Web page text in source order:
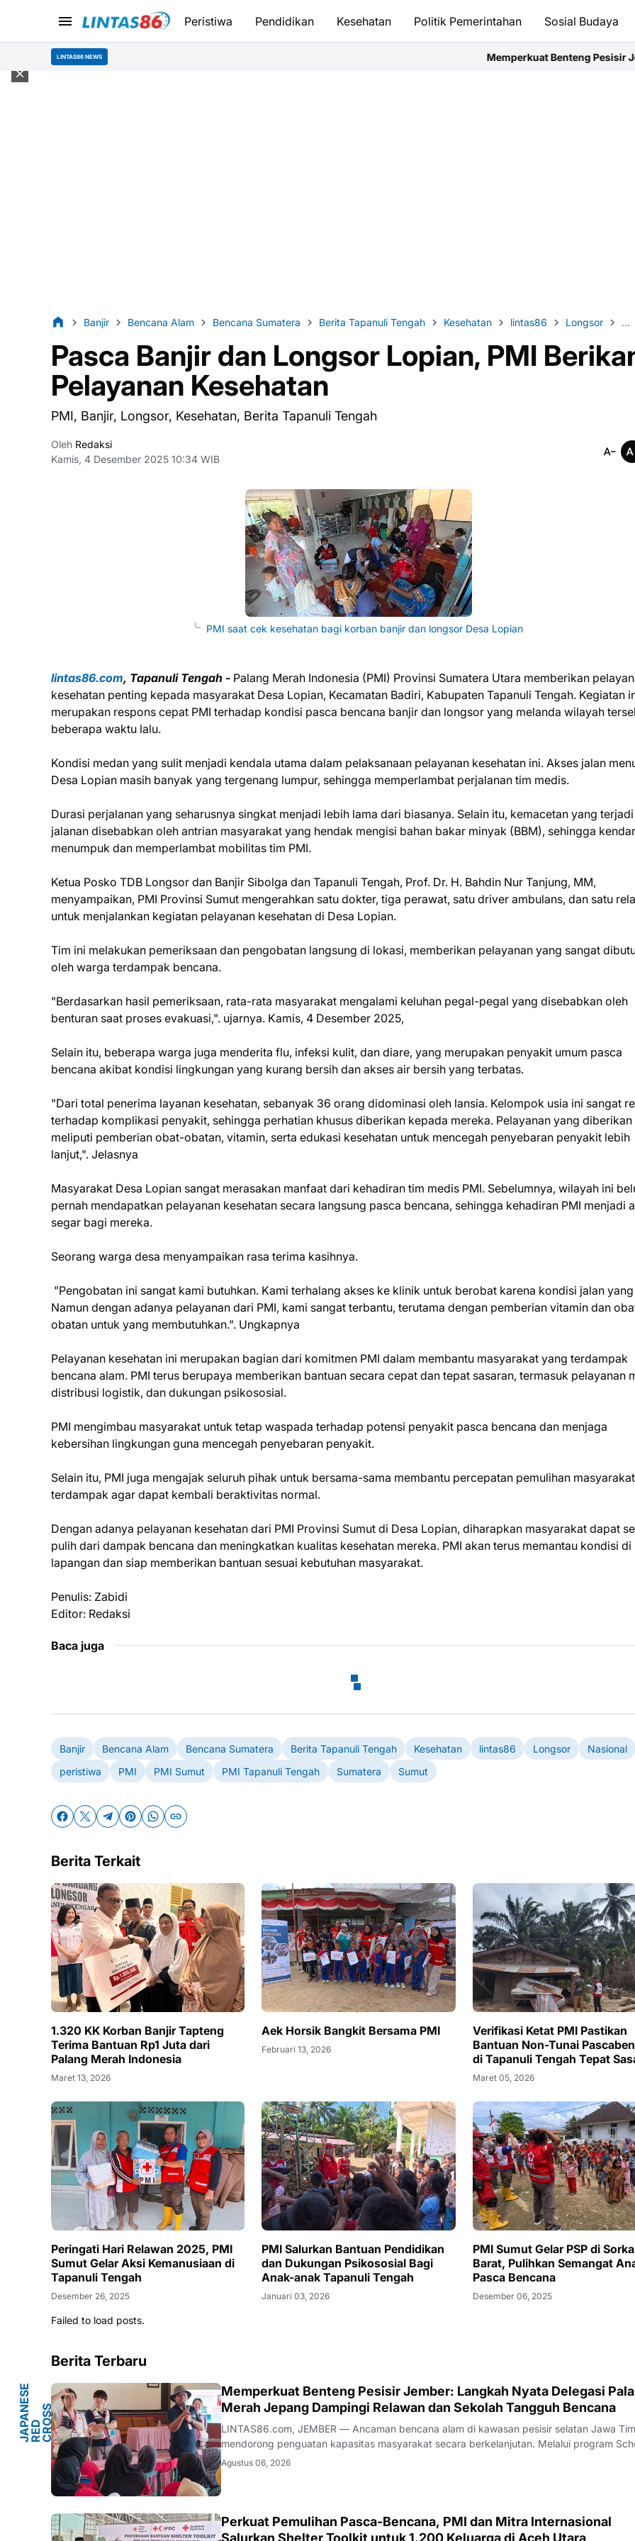
Peristiwa Pendidikan Kesehatan Politik Pemerintahan Sosial Budaya
LINTAS86 NEWS Memperkuat Benteng Pesisir Jember: Langkah
Banjir Bencana Alam Bencana Sumatera Berita Tapanuli Tengah Kesehatan lintas86 Longsor
Pasca Banjir dan Longsor Lopian, PMI
Pelayanan Kesehatan
PMI, Banjir, Longsor, Kesehatan, Berita Tapanuli Tengah
Oleh Redaksi
Kamis, 4 Desember 2025 10:34 WIB
PMI saat cek kesehatan bagi korban banjir dan longsor Desa Lopian
lintas86.com, Tapanuli Tengah - Palang Merah Indonesia (PMI) Provinsi Sumatera Utara memberikan
kesehatan penting kepada masyarakat Desa Lopian, Kecamatan Badiri, Kabupaten Tapanuli Tengah. Kegiatan
merupakan respons cepat PMI terhadap kondisi pasca bencana banjir dan longsor yang melanda wilayah
beberapa waktu lalu.
Kondisi medan yang sulit menjadi kendala utama dalam pelaksanaan pelayanan kesehatan ini. Akses jalan
Desa Lopian masih banyak yang tergenang lumpur, sehingga memperlambat perjalanan tim medis.
Durasi perjalanan yang seharusnya singkat menjadi lebih lama dari biasanya. Selain itu, kemacetan yang
jalanan disebabkan oleh antrian masyarakat yang hendak mengisi bahan bakar minyak (BBM), sehingga
menumpuk dan memperlambat mobilitas tim PMI.
Ketua Posko TDB Longsor dan Banjir Sibolga dan Tapanuli Tengah, Prof. Dr. H. Bahdin Nur Tanjung, MM,
menyampaikan, PMI Provinsi Sumut mengerahkan satu dokter, tiga perawat, satu driver ambulans, dan satu
untuk menjalankan kegiatan pelayanan kesehatan di Desa Lopian.
Tim ini melakukan pemeriksaan dan pengobatan langsung di lokasi, memberikan pelayanan yang sangat
oleh warga terdampak bencana.
"Berdasarkan hasil pemeriksaan, rata-rata masyarakat mengalami keluhan pegal-pegal yang disebabkan oleh
benturan saat proses evakuasi,". ujarnya. Kamis, 4 Desember 2025,
Selain itu, beberapa warga juga menderita flu, infeksi kulit, dan diare, yang merupakan penyakit umum pasca
bencana akibat kondisi lingkungan yang kurang bersih dan akses air bersih yang terbatas.
"Dari total penerima layanan kesehatan, sebanyak 36 orang didominasi oleh lansia. Kelompok usia ini sangat
terhadap komplikasi penyakit, sehingga perhatian khusus diberikan kepada mereka. Pelayanan yang diberikan
meliputi pemberian obat-obatan, vitamin, serta edukasi kesehatan untuk mencegah penyebaran penyakit lebih
lanjut,". Jelasnya
Masyarakat Desa Lopian sangat merasakan manfaat dari kehadiran tim medis PMI. Sebelumnya, wilayah ini
pernah mendapatkan pelayanan kesehatan secara langsung pasca bencana, sehingga kehadiran PMI menjadi
segar bagi mereka.
Seorang warga desa menyampaikan rasa terima kasihnya.
"Pengobatan ini sangat kami butuhkan. Kami terhalang akses ke klinik untuk berobat karena kondisi jalan
Namun dengan adanya pelayanan dari PMI, kami sangat terbantu, terutama dengan pemberian vitamin dan
obatan untuk yang membutuhkan.". Ungkapnya
Pelayanan kesehatan ini merupakan bagian dari komitmen PMI dalam membantu masyarakat yang terdampak
bencana alam. PMI terus berupaya memberikan bantuan secara cepat dan tepat sasaran, termasuk pelayanan
distribusi logistik, dan dukungan psikososial.
PMI mengimbau masyarakat untuk tetap waspada terhadap potensi penyakit pasca bencana dan menjaga
kebersihan lingkungan guna mencegah penyebaran penyakit.
Selain itu, PMI juga mengajak seluruh pihak untuk bersama-sama membantu percepatan pemulihan masyarakat
terdampak agar dapat kembali beraktivitas normal.
Dengan adanya pelayanan kesehatan dari PMI Provinsi Sumut di Desa Lopian, diharapkan masyarakat dapat
pulih dari dampak bencana dan meningkatkan kualitas kesehatan mereka. PMI akan terus memantau kondisi di
lapangan dan siap memberikan bantuan sesuai kebutuhan masyarakat.
Penulis: Zabidi
Editor: Redaksi
Baca juga
Banjir Bencana Alam Bencana Sumatera Berita Tapanuli Tengah Kesehatan lintas86 Longsor
Nasional
peristiwa
PMI PMI Sumut PMI Tapanuli Tengah Sumatera Sumut
Berita Terkait
1.320 KK Korban Banjir Tapteng
Terima Bantuan Rp1 Juta dari
Palang Merah Indonesia
Maret 13, 2026
Aek Horsik Bangkit Bersama PMI
Februari 13, 2026
Verifikasi Ketat PMI Pastikan
Bantuan Non-Tunai
di Tapanuli Tengah Tepat
Maret 05, 2026
Peringati Hari Relawan 2025, PMI
Sumut Gelar Aksi Kemanusiaan di
Tapanuli Tengah
Desember 26, 2025
PMI Salurkan Bantuan Pendidikan
dan Dukungan Psikososial Bagi
Anak-anak Tapanuli Tengah
Januari 03, 2026
PMI Sumut Gelar PSP di
Barat, Pulihkan Semangat
Pasca Bencana
Desember 06, 2025
Failed to load posts.
Berita Terbaru
J
A
P
A N
E
S
E
R
ED
C
RO
S S
S
OC
I
E
T Y
Memperkuat Benteng Pesisir Jember: Langkah Nyata Delegasi
Merah Jepang Dampingi Relawan dan Sekolah Tangguh Bencana
LINTAS86.com, JEMBER — Ancaman bencana alam di kawasan pesisir selatan Jawa
mendorong penguatan kapasitas masyarakat secara berkelanjutan. Melalui program
and Community Resilience (SCR), Palang Merah Indonesia (PMI) Kabupaten Jember
Agustus 06, 2026
ACEH
Perkuat Pemulihan Pasca-Bencana, PMI dan Mitra Internasional